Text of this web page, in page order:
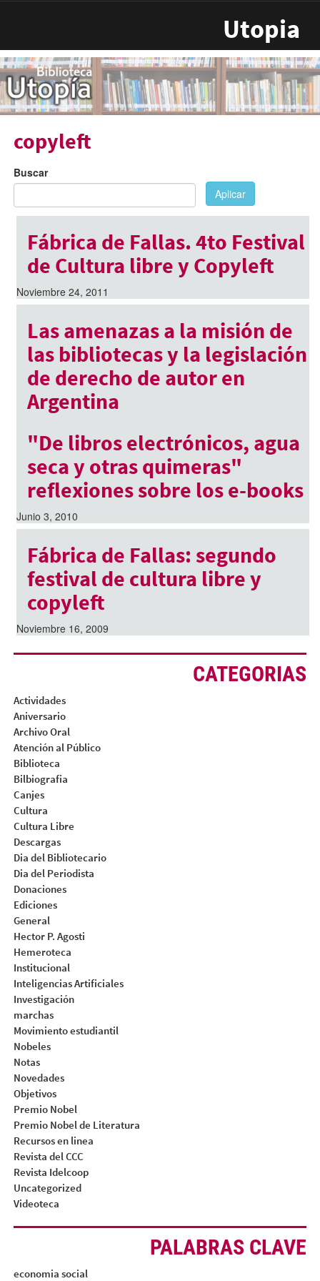
Utopia
copyleft
Buscar
Aplicar
Fábrica de Fallas. 4to Festival
de Cultura libre y Copyleft
Noviembre 24, 2011
Las amenazas a la misión de
las bibliotecas y la legislación
de derecho de autor en
Argentina
"De libros electrónicos, agua
seca y otras quimeras"
reflexiones sobre los e-books
Junio 3, 2010
Fábrica de Fallas: segundo
festival de cultura libre y
copyleft
Noviembre 16, 2009
CATEGORIAS
Actividades
Aniversario
Archivo Oral
Atención al Público
Biblioteca
Bilbiografia
Canjes
Cultura
Cultura Libre
Descargas
Dia del Bibliotecario
Dia del Periodista
Donaciones
Ediciones
General
Hector P. Agosti
Hemeroteca
Institucional
Inteligencias Artificiales
Investigación
marchas
Movimiento estudiantil
Nobeles
Notas
Novedades
Objetivos
Premio Nobel
Premio Nobel de Literatura
Recursos en linea
Revista del CCC
Revista Idelcoop
Uncategorized
Videoteca
PALABRAS CLAVE
economia social